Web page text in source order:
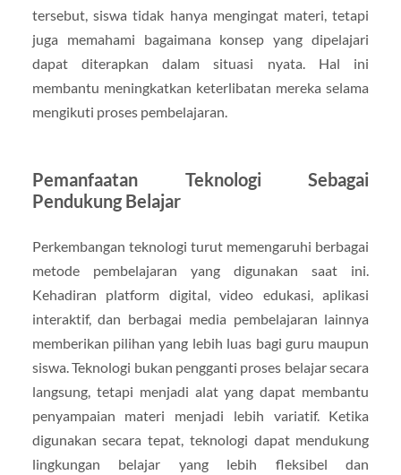
tersebut, siswa tidak hanya mengingat materi, tetapi
juga memahami bagaimana konsep yang dipelajari
dapat diterapkan dalam situasi nyata. Hal ini
membantu meningkatkan keterlibatan mereka selama
mengikuti proses pembelajaran.
Pemanfaatan Teknologi Sebagai
Pendukung Belajar
Perkembangan teknologi turut memengaruhi berbagai
metode pembelajaran yang digunakan saat ini.
Kehadiran platform digital, video edukasi, aplikasi
interaktif, dan berbagai media pembelajaran lainnya
memberikan pilihan yang lebih luas bagi guru maupun
siswa. Teknologi bukan pengganti proses belajar secara
langsung, tetapi menjadi alat yang dapat membantu
penyampaian materi menjadi lebih variatif. Ketika
digunakan secara tepat, teknologi dapat mendukung
lingkungan belajar yang lebih fleksibel dan